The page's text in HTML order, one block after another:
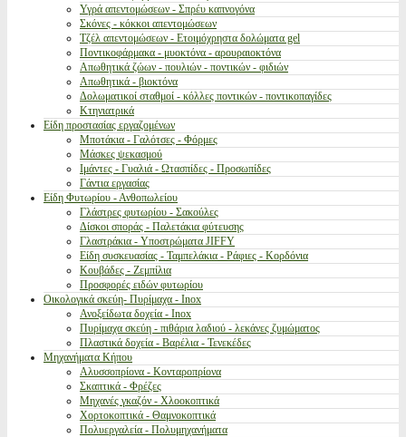
Υγρά απεντομώσεων - Σπρέυ καπνογόνα
Σκόνες - κόκκοι απεντομώσεων
Τζέλ απεντομώσεων - Ετοιμόχρηστα δολώματα gel
Ποντικοφάρμακα - μυοκτόνα - αρουραιοκτόνα
Απωθητικά ζώων - πουλιών - ποντικών - φιδιών
Απωθητικά - βιοκτόνα
Δολωματικοί σταθμοί - κόλλες ποντικών - ποντικοπαγίδες
Κτηνιατρικά
Είδη προστασίας εργαζομένων
Μποτάκια - Γαλότσες - Φόρμες
Μάσκες ψεκασμού
Ιμάντες - Γυαλιά - Ωτασπίδες - Προσωπίδες
Γάντια εργασίας
Είδη Φυτωρίου - Ανθοπωλείου
Γλάστρες φυτωρίου - Σακούλες
Δίσκοι σποράς - Παλετάκια φύτευσης
Γλαστράκια - Υποστρώματα JIFFY
Είδη συσκευασίας - Ταμπελάκια - Ράφιες - Κορδόνια
Κουβάδες - Ζεμπίλια
Προσφορές ειδών φυτωρίου
Οικολογικά σκεύη- Πυρίμαχα - Inox
Ανοξείδωτα δοχεία - Inox
Πυρίμαχα σκεύη - πιθάρια λαδιού - λεκάνες ζυμώματος
Πλαστικά δοχεία - Βαρέλια - Τενεκέδες
Μηχανήματα Κήπου
Αλυσσοπρίονα - Κονταροπρίονα
Σκαπτικά - Φρέζες
Μηχανές γκαζόν - Χλοοκοπτικά
Χορτοκοπτικά - Θαμνοκοπτικά
Πολυεργαλεία - Πολυμηχανήματα